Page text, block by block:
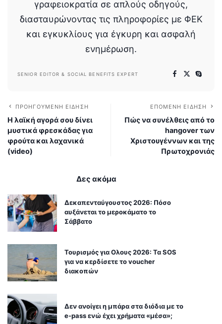
γραφειοκρατία σε απλούς οδηγούς,
διασταυρώνοντας τις πληροφορίες με ΦΕΚ
και εγκυκλίους για έγκυρη και ασφαλή
ενημέρωση.
SENIOR EDITOR & SOCIAL BENEFITS EXPERT
ΠΡΟΗΓΟΎΜΕΝΗ ΕΊΔΗΣΗ
Η λαϊκή αγορά σου δίνει
μυστικά φρεσκάδας για
φρούτα και λαχανικά
(video)
ΕΠΌΜΕΝΗ ΕΊΔΗΣΗ
Πώς να συνέλθεις από το
hangover των
Χριστουγέννων και της
Πρωτοχρονιάς
Δες ακόμα
Δεκαπενταύγουστος 2026: Πόσο
αυξάνεται το μεροκάματο το
Σάββατο
Τουρισμός για Ολους 2026: Τα SOS
για να κερδίσετε το voucher
διακοπών
Δεν ανοίγει η μπάρα στα διόδια με το
e-pass ενώ έχει χρήματα «μέσα»;